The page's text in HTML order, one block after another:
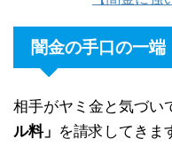
闇金の手口の一端
相手がヤミ金と気づい
ル料」 を請求してきま